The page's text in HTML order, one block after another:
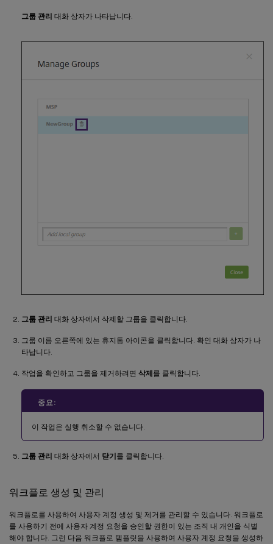
그룹 관리 대화 상자가 나타납니다.
그룹 관리 대화 상자에서 삭제할 그룹을 클릭합니다.
그룹 이름 오른쪽에 있는 휴지통 아이콘을 클릭합니다. 확인 대화 상자가 나
타납니다.
작업을 확인하고 그룹을 제거하려면 삭제를 클릭합니다.
중요:
이 작업은 실행 취소할 수 없습니다.
그룹 관리 대화 상자에서 닫기를 클릭합니다.
워크플로 생성 및 관리
워크플로를 사용하여 사용자 계정 생성 및 제거를 관리할 수 있습니다. 워크플로
를 사용하기 전에 사용자 계정 요청을 승인할 권한이 있는 조직 내 개인을 식별
해야 합니다. 그런 다음 워크플로 템플릿을 사용하여 사용자 계정 요청을 생성하